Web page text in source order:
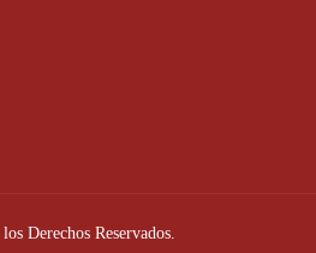
Derechos Reservados.